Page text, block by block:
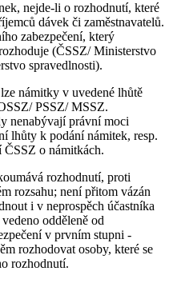
nejde-li o rozhodnutí, které
dávek či zaměstnavatelů.
zabezpečení, který
(ČSSZ/ Ministerstvo
spravedlnosti).
námitky v uvedené lhůtě
PSSZ/ MSSZ.
nenabývají právní moci
lhůty k podání námitek, resp.
ČSSZ o námitkách.
rozhodnutí, proti
rozsahu; není přitom vázán
i v neprospěch účastníka
odděleně od
v prvním stupni -
rozhodovat osoby, které se
rozhodnutí.